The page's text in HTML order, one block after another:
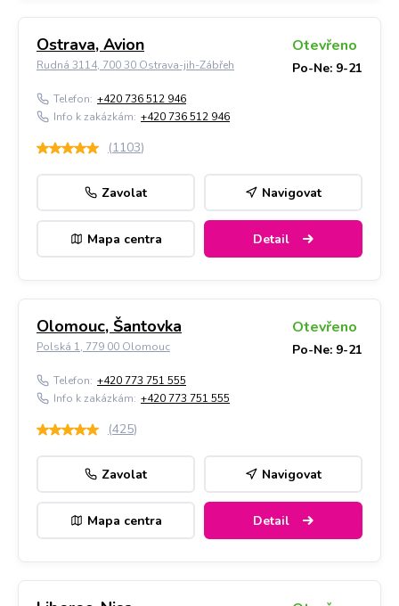
Ostrava, Avion
Rudná 3114, 700 30 Ostrava-jih-Zábřeh
Otevřeno
Po-Ne: 9-21
Telefon: +420 736 512 946
Info k zakázkám: +420 736 512 946
(1103)
Zavolat Navigovat
Mapa centra Detail
Olomouc, Šantovka
Polská 1, 779 00 Olomouc
Otevřeno
Po-Ne: 9-21
Telefon: +420 773 751 555
Info k zakázkám: +420 773 751 555
(425)
Zavolat Navigovat
Mapa centra Detail